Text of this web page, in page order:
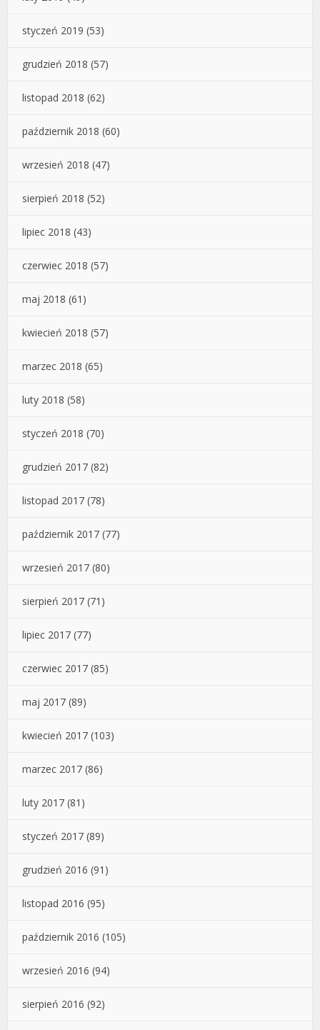
styczeń 2019 (53)
grudzień 2018 (57)
listopad 2018 (62)
październik 2018 (60)
wrzesień 2018 (47)
sierpień 2018 (52)
lipiec 2018 (43)
czerwiec 2018 (57)
maj 2018 (61)
kwiecień 2018 (57)
marzec 2018 (65)
luty 2018 (58)
styczeń 2018 (70)
grudzień 2017 (82)
listopad 2017 (78)
październik 2017 (77)
wrzesień 2017 (80)
sierpień 2017 (71)
lipiec 2017 (77)
czerwiec 2017 (85)
maj 2017 (89)
kwiecień 2017 (103)
marzec 2017 (86)
luty 2017 (81)
styczeń 2017 (89)
grudzień 2016 (91)
listopad 2016 (95)
październik 2016 (105)
wrzesień 2016 (94)
sierpień 2016 (92)